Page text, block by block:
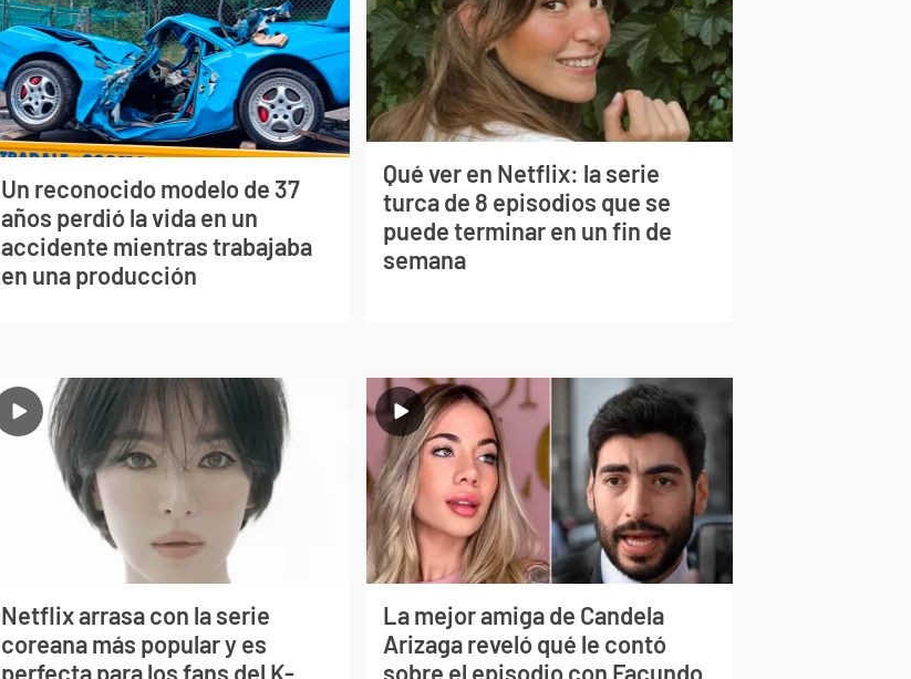
Un reconocido modelo de 37
años perdió la vida en un
accidente mientras trabajaba
en una producción
Qué ver en Netflix: la serie
turca de 8 episodios que se
puede terminar en un fin de
semana
Netflix arrasa con la serie
coreana más popular y es
perfecta para los fans del K-
La mejor amiga de Candela
Arizaga reveló qué le contó
sobre el episodio con Facundo